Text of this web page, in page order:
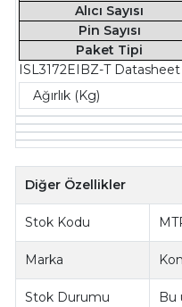
Alıcı Sayısı
Pin Sayısı
Paket Tipi
ISL3172EIBZ-T Datasheet
Ağırlık (Kg)
Diğer Özellikler
Stok Kodu
Marka
Stok Durumu
Bu